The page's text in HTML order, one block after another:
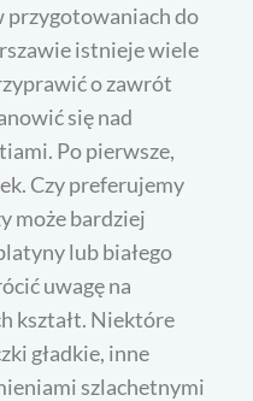
przygotowaniach do
istnieje wiele
o zawrót
się nad
Po pierwsze,
Czy preferujemy
może bardziej
lub białego
uwagę na
kształt. Niektóre
gładkie, inne
szlachetnymi